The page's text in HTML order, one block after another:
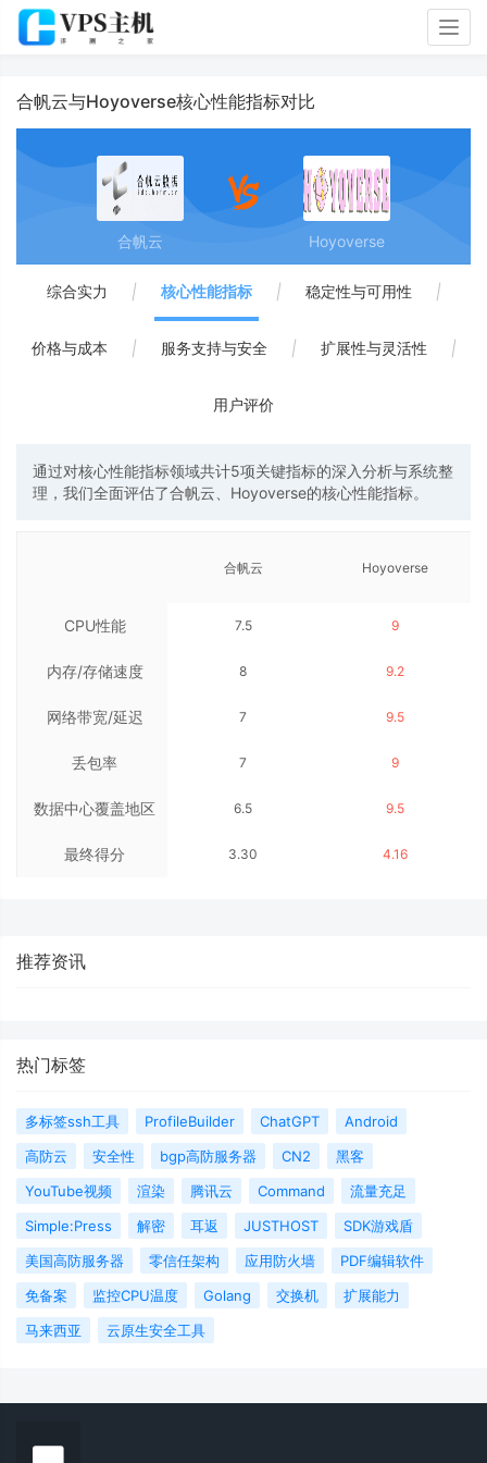
合帆云与Hoyoverse核心性能指标对比
合帆云 Hoyoverse
综合实力 | 核心性能指标 | 稳定性与可用性 |
价格与成本 | 服务支持与安全 | 扩展性与灵活性 |
用户评价
通过对核心性能指标领域共计5项关键指标的深入分析与系统整
理，我们全面评估了合帆云、Hoyoverse的核心性能指标。
CPU性能
内存/存储速度
网络带宽/延迟
丢包率
数据中心覆盖地区
数量
最终得分
合帆云
7.5
8
7
7
6.5
3.30
Hoyoverse
9
9.2
9.5
9
9.5
4.16
推荐资讯
热门标签
多标签ssh工具 ProfileBuilder ChatGPT
Android
高防云
安全性 bgp高防服务器 CN2
黑客
YouTube视频
渲染 腾讯云 Command
流量充足
Simple:Press
解密 耳返 JUSTHOST
SDK游戏盾
美国高防服务器
零信任架构 应用防火墙
PDF编辑软件
免备案
监控CPU温度 Golang 交换机
扩展能力
马来西亚
云原生安全工具